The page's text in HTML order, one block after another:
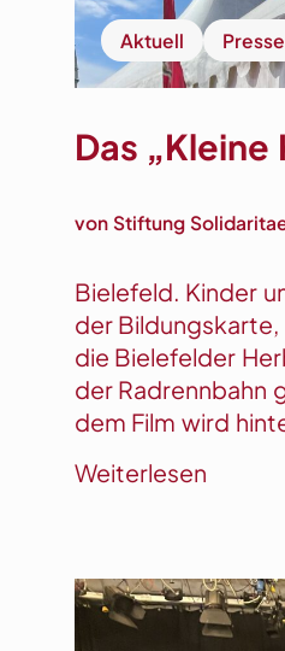
Aktuell Presse
Das
von Stiftung
Bielefeld. Kinder
der
die Bielefelder
der Radrennbahn
dem Film wird
Weiterlesen:
„
K